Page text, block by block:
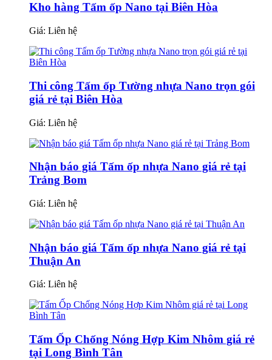
Kho hàng Tấm ốp Nano tại Biên Hòa
Giá: Liên hệ
Thi công Tấm ốp Tường nhựa Nano trọn gói
giá rẻ tại Biên Hòa
Giá: Liên hệ
Nhận báo giá Tấm ốp nhựa Nano giá rẻ tại
Trảng Bom
Giá: Liên hệ
Nhận báo giá Tấm ốp nhựa Nano giá rẻ tại
Thuận An
Giá: Liên hệ
Tấm Ốp Chống Nóng Hợp Kim Nhôm giá rẻ
tại Long Bình Tân